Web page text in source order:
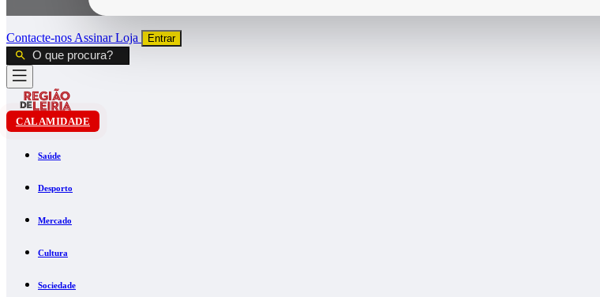
Contacte-nos AssinarLoja Entrar
CALAMIDADE
Saúde
Desporto
Mercado
Cultura
Sociedade